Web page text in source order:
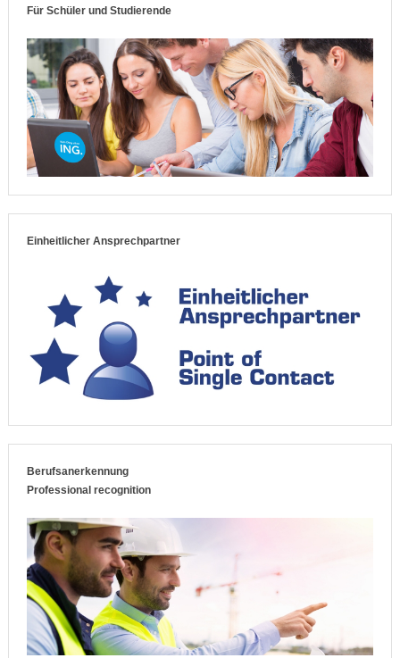
Für Schüler und Studierende
Einheitlicher Ansprechpartner
Berufsanerkennung
Professional recognition